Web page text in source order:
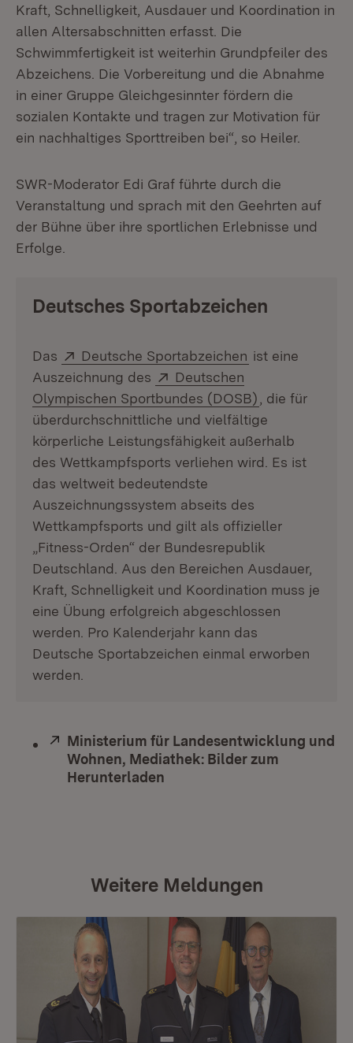
Kraft, Schnelligkeit, Ausdauer und Koordination in
allen Altersabschnitten erfasst. Die
Schwimmfertigkeit ist weiterhin Grundpfeiler des
Abzeichens. Die Vorbereitung und die Abnahme
in einer Gruppe Gleichgesinnter fördern die
sozialen Kontakte und tragen zur Motivation für
ein nachhaltiges Sporttreiben bei“, so Heiler.
SWR-Moderator Edi Graf führte durch die
Veranstaltung und sprach mit den Geehrten auf
der Bühne über ihre sportlichen Erlebnisse und
Erfolge.
Deutsches Sportabzeichen
Das Extern:
Deutsche Sportabzeichen (Öffnet in
ist eine
Auszeichnung des
Extern:
Deutschen
Olympischen Sportbundes (DOSB) (Öffnet in
, die für
überdurchschnittliche und vielfältige
körperliche Leistungsfähigkeit außerhalb
des Wettkampfsports verliehen wird. Es ist
das weltweit bedeutendste
Auszeichnungssystem abseits des
Wettkampfsports und gilt als offizieller
„Fitness-Orden“ der Bundesrepublik
Deutschland. Aus den Bereichen Ausdauer,
Kraft, Schnelligkeit und Koordination muss je
eine Übung erfolgreich abgeschlossen
werden. Pro Kalenderjahr kann das
Deutsche Sportabzeichen einmal erworben
werden.
Extern:
Ministerium für Landesentwicklung und
Wohnen, Mediathek: Bilder zum
Herunterladen
Weitere Meldungen